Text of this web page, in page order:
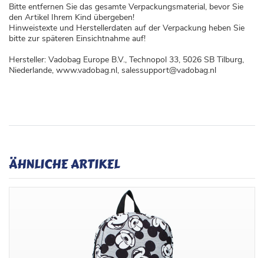
Bitte entfernen Sie das gesamte Verpackungsmaterial, bevor Sie
den Artikel Ihrem Kind übergeben!
Hinweistexte und Herstellerdaten auf der Verpackung heben Sie
bitte zur späteren Einsichtnahme auf!
Hersteller: Vadobag Europe B.V., Technopol 33, 5026 SB Tilburg,
Niederlande, www.vadobag.nl, salessupport@vadobag.nl
ÄHNLICHE ARTIKEL